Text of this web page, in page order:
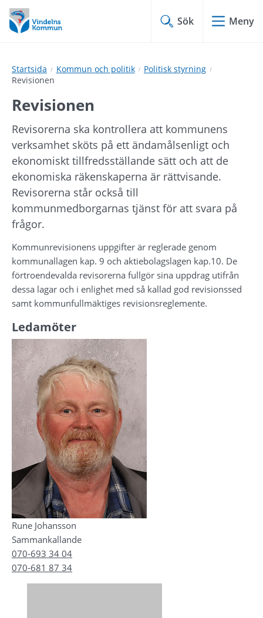
Hoppa
till
innehåll
Hoppa
till
undermeny
Sök Meny
Startsida Kommun och politik
Politisk styrning
Revisionen
Revisionen
Revisorerna ska kontrollera att kommunens
verksamhet sköts på ett ändamålsenligt och
ekonomiskt tillfredsställande sätt och att de
ekonomiska räkenskaperna är rättvisande.
Revisorerna står också till
kommunmedborgarnas tjänst för att svara på
frågor.
Kommunrevisionens uppgifter är reglerade genom
kommunallagen kap. 9 och aktiebolagslagen kap.10. De
förtroendevalda revisorerna fullgör sina uppdrag utifrån
dessa lagar och i enlighet med så kallad god revisionssed
samt kommunfullmäktiges revisionsreglemente.
Ledamöter
Rune Johansson
Sammankallande
070-693 34 04
070-681 87 34